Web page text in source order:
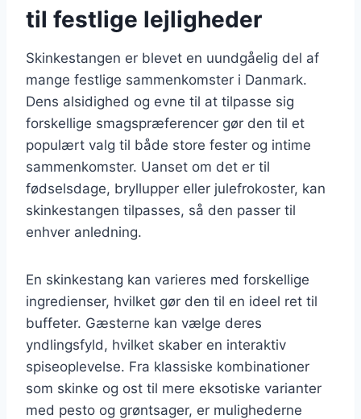
til festlige lejligheder
Skinkestangen er blevet en uundgåelig del af
mange festlige sammenkomster i Danmark.
Dens alsidighed og evne til at tilpasse sig
forskellige smagspræferencer gør den til et
populært valg til både store fester og intime
sammenkomster. Uanset om det er til
fødselsdage, bryllupper eller julefrokoster, kan
skinkestangen tilpasses, så den passer til
enhver anledning.
En skinkestang kan varieres med forskellige
ingredienser, hvilket gør den til en ideel ret til
buffeter. Gæsterne kan vælge deres
yndlingsfyld, hvilket skaber en interaktiv
spiseoplevelse. Fra klassiske kombinationer
som skinke og ost til mere eksotiske varianter
med pesto og grøntsager, er mulighederne